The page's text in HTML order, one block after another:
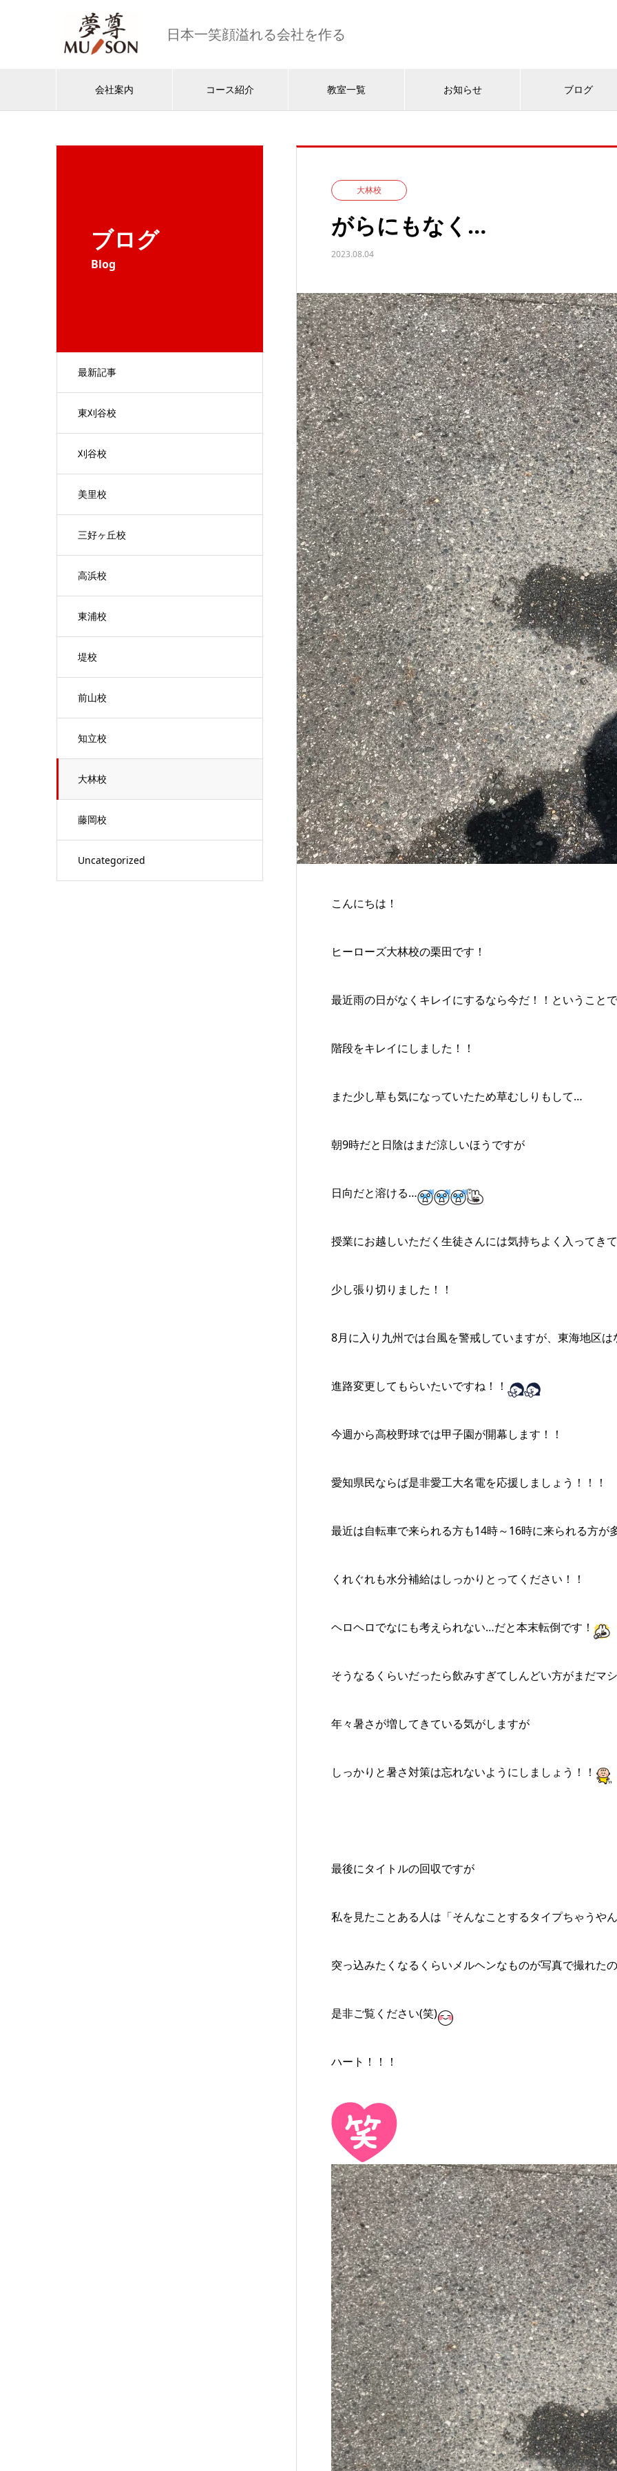
日本一笑顔溢れる会社を作る
会社案内 コース紹介 教室一覧 お知らせ ブログ
ブログ
Blog
最新記事
東刈谷校
刈谷校
美里校
三好ヶ丘校
高浜校
東浦校
堤校
前山校
知立校
大林校
藤岡校
Uncategorized
大林校
がらにもなく…
2023.08.04
こんにちは！
ヒーローズ大林校の栗田です！
最近雨の日がなくキレイにするなら今だ！！ということで
階段をキレイにしました！！
また少し草も気になっていたため草むしりもして…
朝9時だと日陰はまだ涼しいほうですが
日向だと溶ける…
授業にお越しいただく生徒さんには気持ちよく入ってき
少し張り切りました！！
8月に入り九州では台風を警戒していますが、東海地区
進路変更してもらいたいですね！！
今週から高校野球では甲子園が開幕します！！
愛知県民ならば是非愛工大名電を応援しましょう！！！
最近は自転車で来られる方も14時～16時に来られる方が
くれぐれも水分補給はしっかりとってください！！
ヘロヘロでなにも考えられない…だと本末転倒です！
そうなるくらいだったら飲みすぎてしんどい方がまだマ
年々暑さが増してきている気がしますが
しっかりと暑さ対策は忘れないようにしましょう！！
最後にタイトルの回収ですが
私を見たことある人は「そんなことするタイプちゃうや
突っ込みたくなるくらいメルヘンなものが写真で撮れた
是非ご覧ください(笑)
ハート！！！